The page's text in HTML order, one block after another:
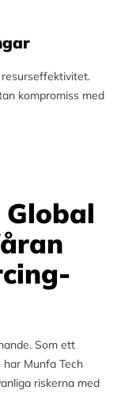
kompromiss med
Som ett
har Munfa Tech
riskerna med